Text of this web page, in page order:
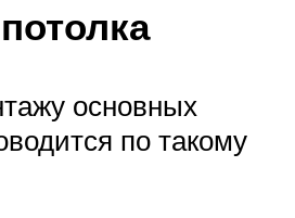
основных
по такому